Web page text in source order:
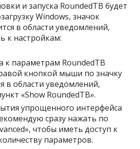
и запуска RoundedTB будет
Windows, значок
в области уведомлений,
к настройкам:
к параметрам RoundedTB
кнопкой мыши по значку
в области уведомлений,
«Show RoundedTB».
упрощенного интерфейса
сразу нажать по
чтобы иметь доступ к
параметров.